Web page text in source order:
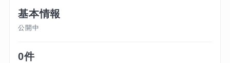
基本情報
公開中
0件